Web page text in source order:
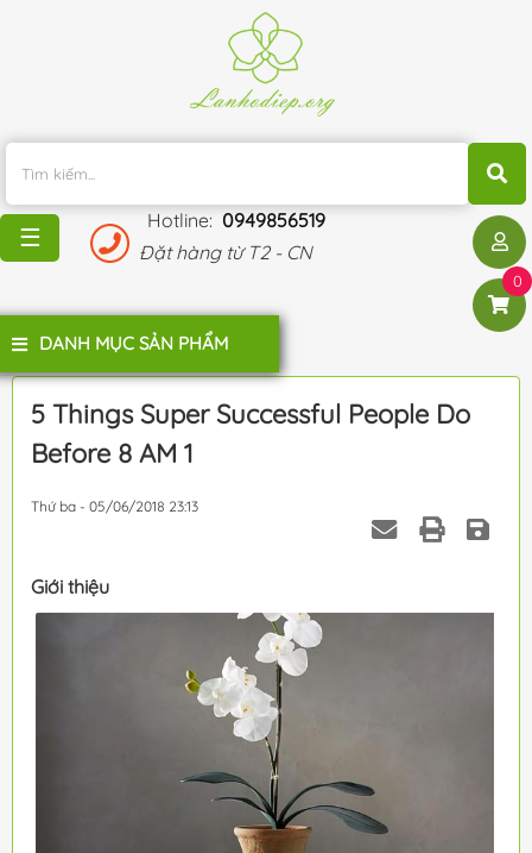
Hotline: 0949856519
Đặt hàng từ T2 - CN
0
MÃI
BLOG
HÀNG
HỆ
☰
DANH MỤC SẢN PHẨM
5 Things Super Successful People Do
Before 8 AM 1
Thứ ba - 05/06/2018 23:13
Giới thiệu